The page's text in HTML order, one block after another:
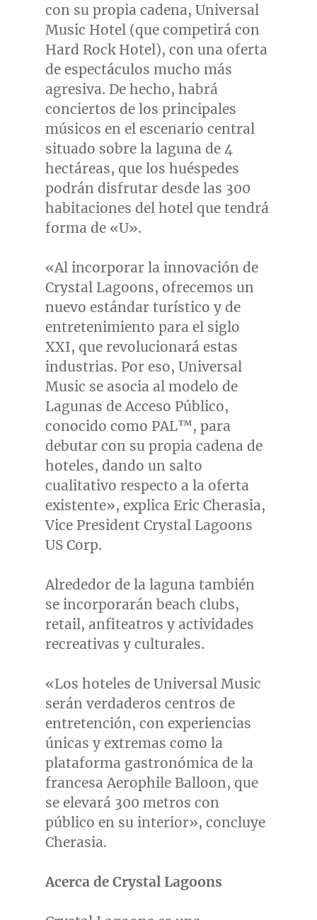
con su propia cadena, Universal
Music Hotel (que competirá con
Hard Rock Hotel), con una oferta
de espectáculos mucho más
agresiva. De hecho, habrá
conciertos de los principales
músicos en el escenario central
situado sobre la laguna de 4
hectáreas, que los huéspedes
podrán disfrutar desde las 300
habitaciones del hotel que tendrá
forma de «U».
«Al incorporar la innovación de
Crystal Lagoons, ofrecemos un
nuevo estándar turístico y de
entretenimiento para el siglo
XXI, que revolucionará estas
industrias. Por eso, Universal
Music se asocia al modelo de
Lagunas de Acceso Público,
conocido como PAL™, para
debutar con su propia cadena de
hoteles, dando un salto
cualitativo respecto a la oferta
existente», explica Eric Cherasia,
Vice President Crystal Lagoons
US Corp.
Alrededor de la laguna también
se incorporarán beach clubs,
retail, anfiteatros y actividades
recreativas y culturales.
«Los hoteles de Universal Music
serán verdaderos centros de
entretención, con experiencias
únicas y extremas como la
plataforma gastronómica de la
francesa Aerophile Balloon, que
se elevará 300 metros con
público en su interior», concluye
Cherasia.
Acerca de Crystal Lagoons